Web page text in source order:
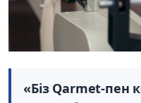
«Біз Qarmet-пен